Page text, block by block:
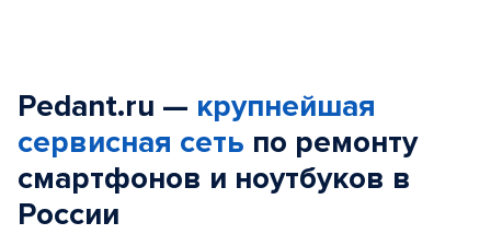
Pedant.ru — крупнейшая
сервисная сеть по ремонту
смартфонов и ноутбуков в
России